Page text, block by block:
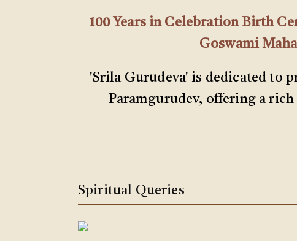
100 Years in Celebration Birth
Goswami
'Srila Gurudeva' is dedicated to
Paramgurudev, offering a
Spiritual Queries